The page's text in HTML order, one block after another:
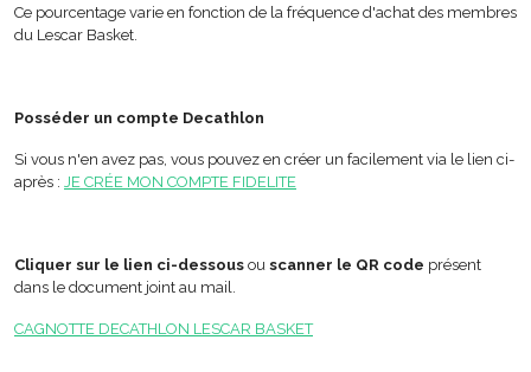
Ce pourcentage varie en fonction de la fréquence d'achat des membres
du Lescar Basket.
Posséder un compte Decathlon
Si vous n'en avez pas, vous pouvez en créer un facilement via le lien ci-
après : JE CRÉE MON COMPTE FIDELITE
Cliquer sur le lien ci-dessous ou scanner le QR code présent
dans le document joint au mail.
CAGNOTTE DECATHLON LESCAR BASKET